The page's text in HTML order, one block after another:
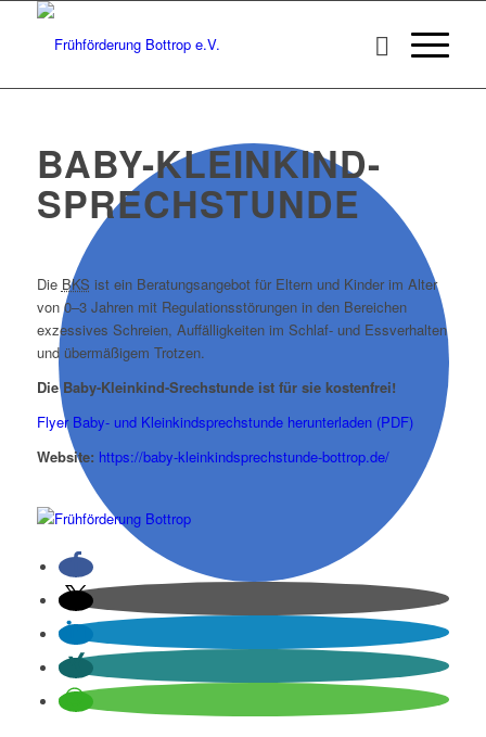
BABY-KLEINKIND-
SPRECHSTUNDE
Die BKS ist ein Beratungsangebot für Eltern und Kinder im Alter
von 0–3 Jahren mit Regulationsstörungen in den Bereichen
exzessives Schreien, Auffälligkeiten im Schlaf- und Essverhalten
und übermäßigem Trotzen.
Die Baby-Kleinkind-Srechstunde ist für sie kostenfrei!
Flyer Baby- und Kleinkindsprechstunde herunterladen (PDF)
Website: https://baby-kleinkindsprechstunde-bottrop.de/